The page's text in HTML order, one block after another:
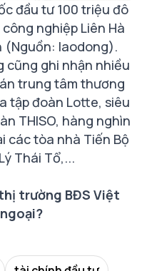
đầu tư 100 triệu đô
nghiệp Liên Hà
(Nguồn: laodong).
cũng ghi nhận nhiều
trung tâm thương
tập đoàn Lotte, siêu
THISO, hàng nghìn
các tòa nhà Tiến Bộ
Thái Tổ,...
trường BĐS Việt